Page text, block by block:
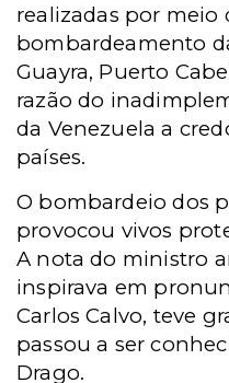
realizadas por meio
bombardeamento
Guayra, Puerto
razão do
da Venezuela a
países.
O bombardeio dos
provocou vivos
A nota do ministro
inspirava em
Carlos Calvo, teve
passou a ser
Drago.